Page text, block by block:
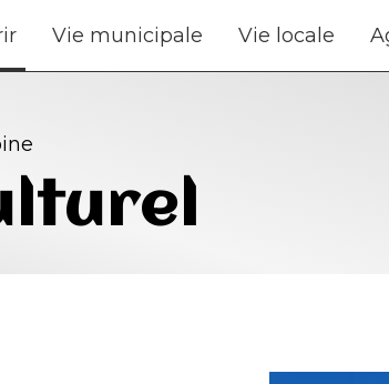
Vie municipale Vie locale